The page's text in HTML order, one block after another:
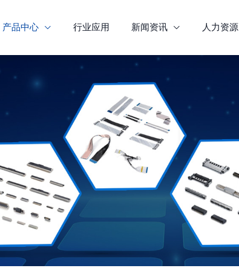
产品中心  行业应用 新闻资讯  人力资源